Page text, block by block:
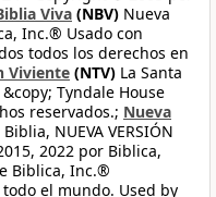
Viva (NBV) Nueva
Inc.® Usado con
todos los derechos en
Viviente (NTV) La Santa
Tyndale House
reservados.; Nueva
NUEVA VERSIÓN
2022 por Biblica,
Biblica, Inc.®
el mundo. Used by